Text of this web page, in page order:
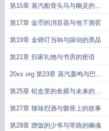
第15章 蒸汽船骨头马与幽灵的存
款
第17章 金币的消音器与地下酒窖
第19章 金镑叮当响与躁动的黑晶
第21章 归家礼物与书房的密语
20xs org 第23章 蒸汽轰鸣与巴蜀
乡味
第25章 铅盒里的鱼腥与未来的水
肺
第27章 辣味烈酒与骸骨上的故事
第29章 蹭饭的少爷与带路的幽魂